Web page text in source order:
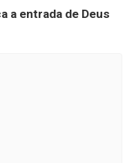
a entrada de Deus